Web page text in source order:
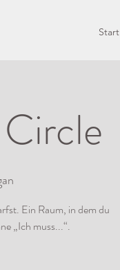
Start
Ein Raum, in dem du
„Ich muss...“.